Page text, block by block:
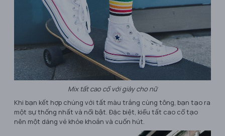
Mix tất cao cổ với giày cho nữ
Khi bạn kết hợp chúng với tất màu trắng cùng tông, bạn tạo ra
một sự thống nhất và nổi bật. Đặc biệt, kiểu tất cao cổ tạo
nên một dáng vẻ khỏe khoắn và cuốn hút.